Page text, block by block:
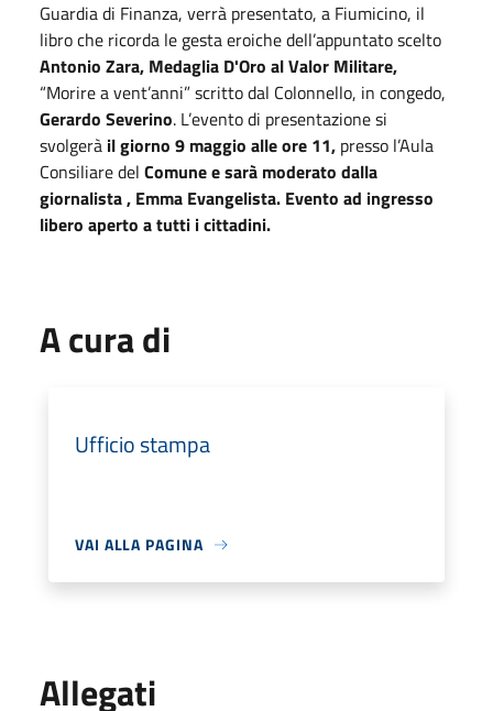
Guardia di Finanza, verrà presentato, a Fiumicino, il
libro che ricorda le gesta eroiche dell’appuntato scelto
Antonio Zara, Medaglia D'Oro al Valor Militare,
“Morire a vent’anni” scritto dal Colonnello, in congedo,
Gerardo Severino. L’evento di presentazione si
svolgerà il giorno 9 maggio alle ore 11, presso l’Aula
Consiliare del Comune e sarà moderato dalla
giornalista , Emma Evangelista. Evento ad ingresso
libero aperto a tutti i cittadini.
A cura di
Ufficio stampa
VAI ALLA PAGINA
Allegati